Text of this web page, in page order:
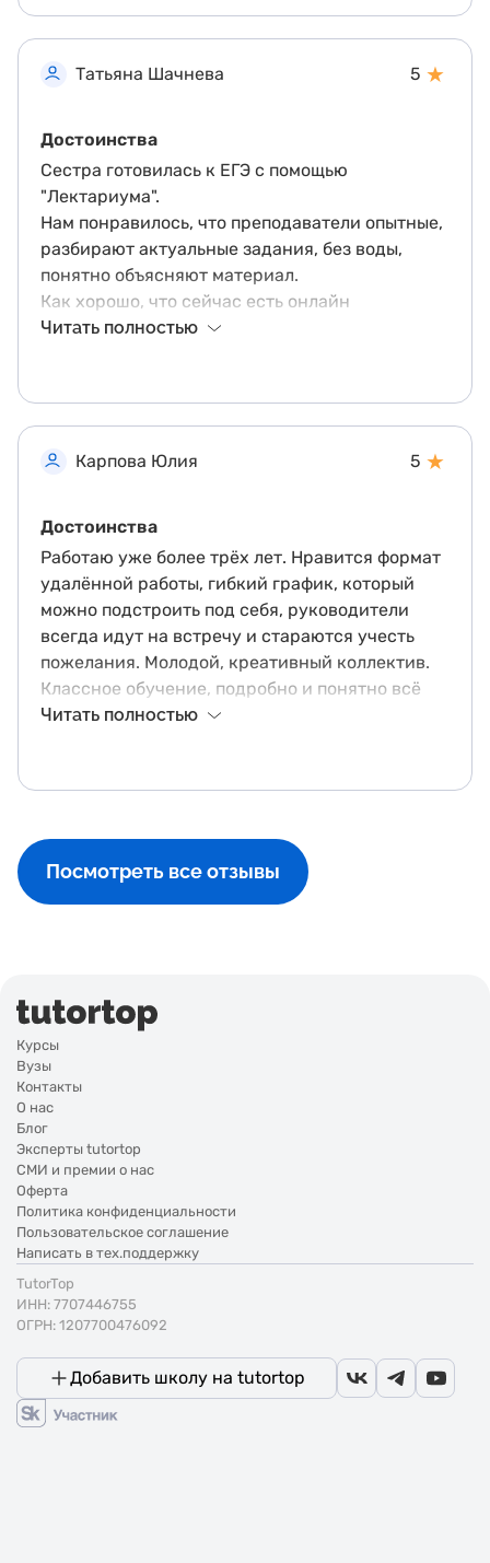
просто классные руководители.
лектариуме.
Татьяна Шачнева 5 ★
Достоинства
Сестра готовилась к ЕГЭ с помощью
"Лектариума".
Нам понравилось, что преподаватели опытные,
разбирают актуальные задания, без воды,
понятно объясняют материал.
Как хорошо, что сейчас есть онлайн
образование, и можно найти для подростка
Мы переживали, что времени до экзамена
оставалось не много, но с данным курсом
сестра успела подготовится.
Недостатки
Не обнаружила
Читать полностью
Карпова Юлия 5 ★
Достоинства
Работаю уже более трёх лет. Нравится формат
удалённой работы, гибкий график, который
можно подстроить под себя, руководители
всегда идут на встречу и стараются учесть
пожелания. Молодой, креативный коллектив.
Классное обучение, подробно и понятно всё
рассказывают. Легко влиться в рабочие
дыхании.
Читать полностью
Посмотреть все отзывы
Курсы
Вузы
Контакты
О нас
Блог
Эксперты tutortop
СМИ и премии о нас
Оферта
Политика конфиденциальности
Пользовательское соглашение
Написать в тех.поддержку
TutorTop
ИНН: 7707446755
ОГРН: 1207700476092
Добавить школу на tutortop